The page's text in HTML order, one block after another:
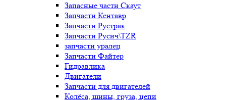
Запасные части Скаут
Запчасти Кентавр
Запчасти Рустрак
Запчасти Русич\TZR
запчасти уралец
Запчасти Файтер
Гидравлика
Двигатели
Запчасти для двигателей
Колёса, шины, груза, цепи